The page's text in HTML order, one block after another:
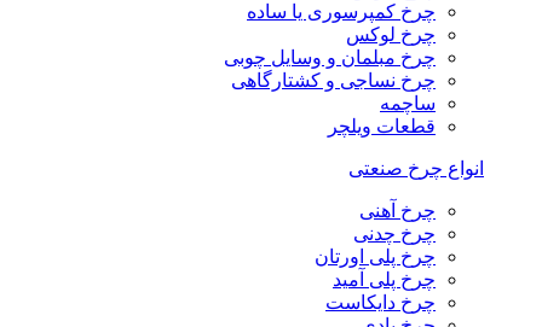
چرخ کمپرسوری یا ساده
چرخ لوکس
چرخ مبلمان و وسایل چوبی
چرخ نساجی و کشتارگاهی
ساچمه
قطعات ویلچر
انواع چرخ صنعتی
چرخ آهنی
چرخ چدنی
چرخ پلی اورتان
چرخ پلی آمید
چرخ دایکاست